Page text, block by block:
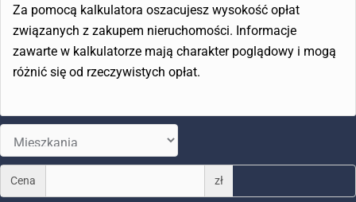
Za pomocą kalkulatora oszacujesz wysokość opłat
związanych z zakupem nieruchomości. Informacje
zawarte w kalkulatorze mają charakter poglądowy i mogą
różnić się od rzeczywistych opłat.
Cena zł